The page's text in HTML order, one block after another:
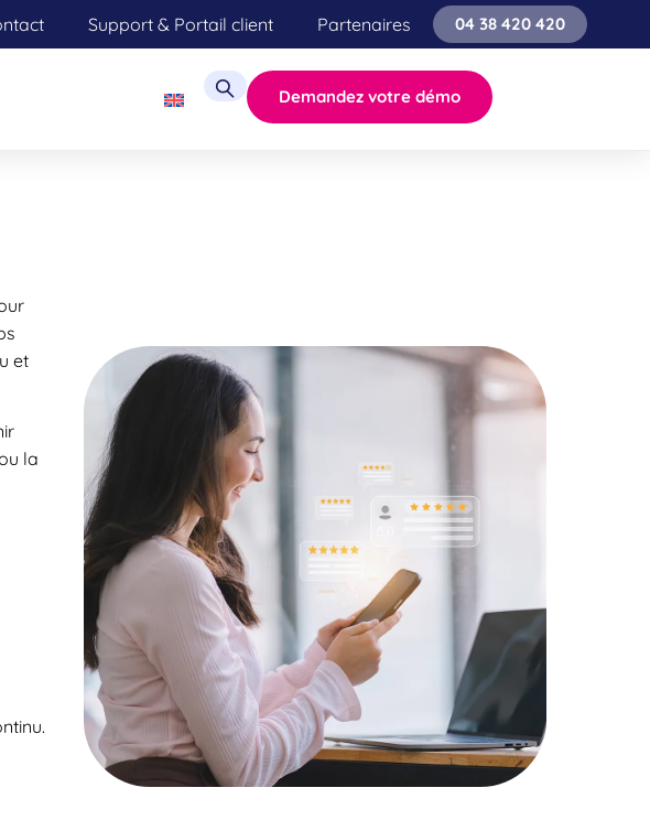
Support & Portail client Partenaires 04 38 420 420
Demandez votre démo
et
la